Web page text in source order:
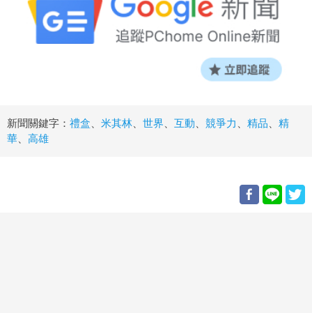
新聞關鍵字： 禮盒 米其林 世界 互動 競爭力 精品
精
華
高雄